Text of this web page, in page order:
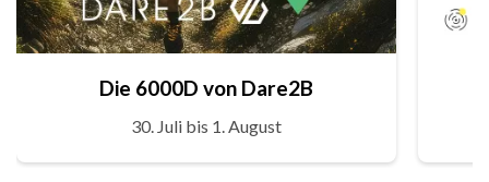
Die 6000D von Dare2B
30. Juli bis 1. August